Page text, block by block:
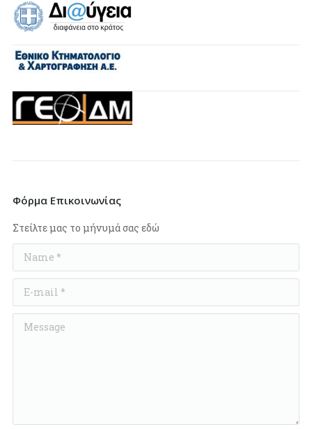
Φόρμα Επικοινωνίας
Στείλτε μας το μήνυμά σας εδώ
Name *
E-mail *
Message